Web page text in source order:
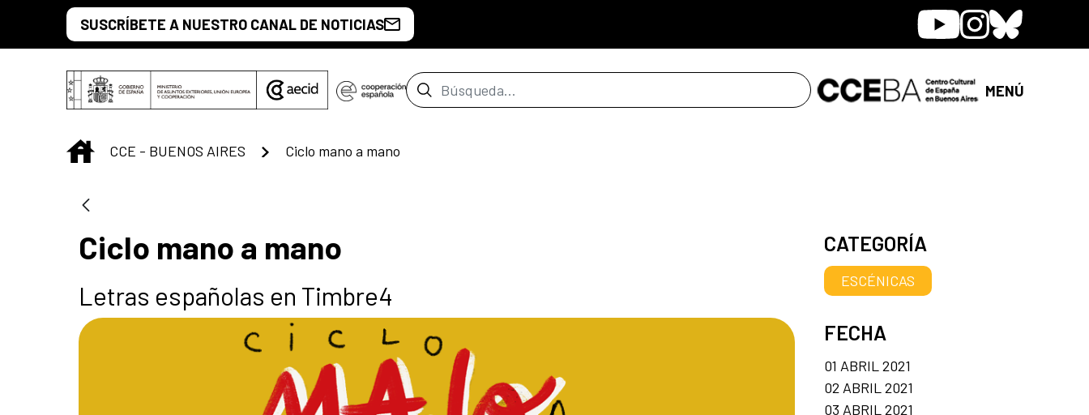
Saltar al contenido principal
SUSCRÍBETE A NUESTRO CANAL DE NOTICIAS YoutubeInstagram
Bluesky
Barra de búsqueda MENÚ
INICIO
CCE - BUENOS AIRES Ciclo mano a mano
Ciclo mano a mano
Letras españolas en Timbre4
CATEGORÍA
ESCÉNICAS
FECHA
01 ABRIL 2021
02 ABRIL 2021
03 ABRIL 2021